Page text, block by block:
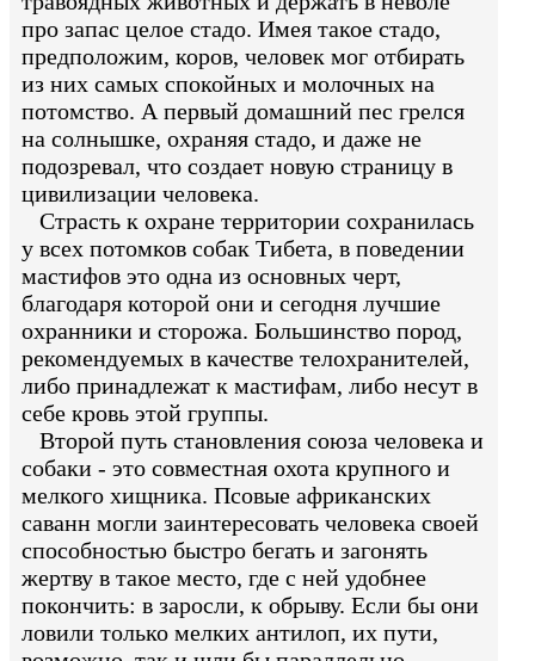
про запас целое стадо. Имея такое стадо,
предположим, коров, человек мог отбирать
из них самых спокойных и молочных на
потомство. А первый домашний пес грелся
на солнышке, охраняя стадо, и даже не
подозревал, что создает новую страницу в
цивилизации человека.
Страсть к охране территории сохранилась
у всех потомков собак Тибета, в поведении
мастифов это одна из основных черт,
благодаря которой они и сегодня лучшие
охранники и сторожа. Большинство пород,
рекомендуемых в качестве телохранителей,
либо принадлежат к мастифам, либо несут в
себе кровь этой группы.
Второй путь становления союза человека и
собаки - это совместная охота крупного и
мелкого хищника. Псовые африканских
саванн могли заинтересовать человека своей
способностью быстро бегать и загонять
жертву в такое место, где с ней удобнее
покончить: в заросли, к обрыву. Если бы они
ловили только мелких антилоп, их пути,